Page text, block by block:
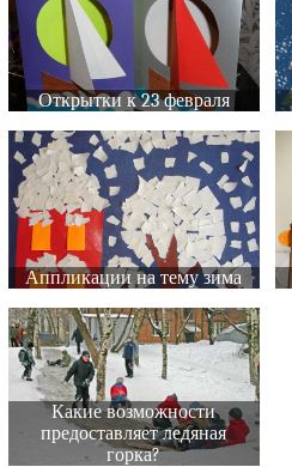
Открытки к 23 февраля
Аппликации на тему зима
Какие возможности
предоставляет ледяная
горка?